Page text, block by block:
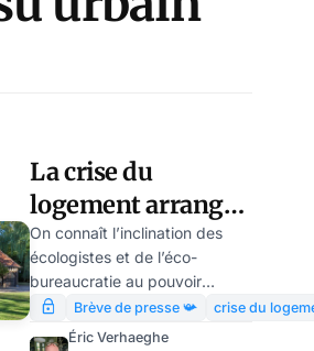
La crise du
logement arrange-
t-elle Macron et
son éco-
bureaucratie ?
On connaît l’inclination des
écologistes et de l’éco-
bureaucratie au pouvoir
(notamment à France
Stratégies) pour la «
Brève de presse 📯
crise du
Éric Verhaeghe